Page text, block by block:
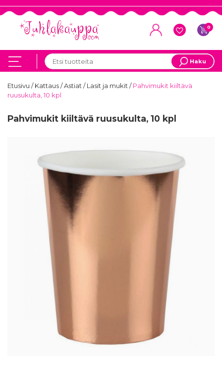
0
Haku
Etusivu /Kattaus/Astiat/Lasit ja mukit/Pahvimukit kiiltävä
ruusukulta, 10 kpl
Pahvimukit kiiltävä ruusukulta, 10 kpl